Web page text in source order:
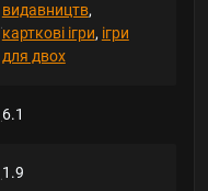
видавництв,
карткові ігри, ігри
для двох
6.1
1.9